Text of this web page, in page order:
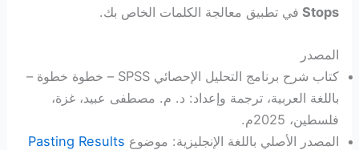
Stops في تطبيق معالجة الكلمات الخاص بك.
المصدر
كتاب شرح برنامج التحليل الإحصائي SPSS – خطوة خطوة –
باللغة العربية، ترجمة وإعداد: د. م. مصطفى عبيد، غزة،
فلسطين، 2025م.
المصدر الأصلي باللغة الإنجليزية: موضوع Pasting Results